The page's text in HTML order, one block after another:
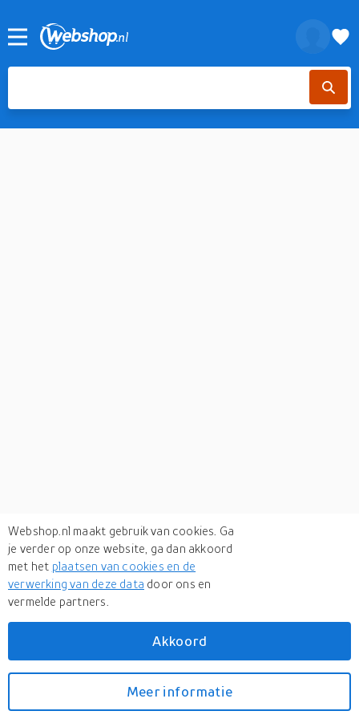
Webshop.nl maakt gebruik van cookies. Ga
je verder op onze website, ga dan akkoord
met het plaatsen van cookies en de
verwerking van deze data door ons en
vermelde partners.
Akkoord
Meer informatie